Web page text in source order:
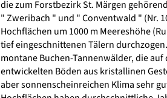
die zum Forstbezirk St. Märgen
" Zweribach " und " Conventwald " (Nr.
Hochflächen um 1000 m Meereshöhe
tief eingeschnittenen Tälern
montane Buchen-Tannenwälder, die
entwickelten Böden aus kristallinen
aber sonnenscheinreichen Klima sehr